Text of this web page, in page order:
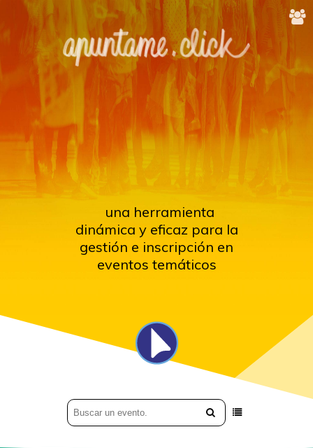
una herramienta
dinámica y eficaz para la
gestión e inscripción en
eventos temáticos